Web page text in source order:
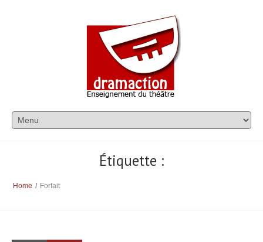
Étiquette :
Home / Forfait